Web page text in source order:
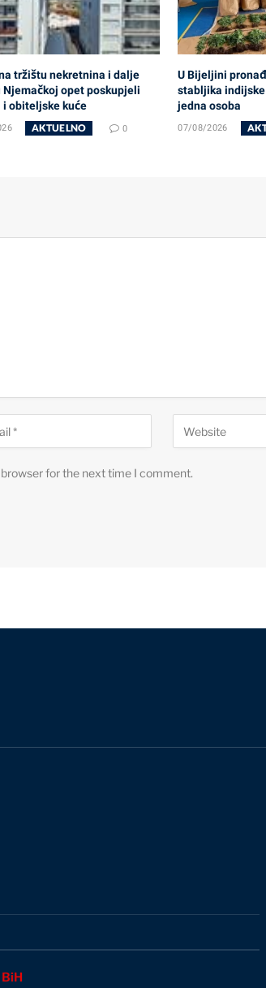
tržištu nekretnina i dalje
Njemačkoj opet poskupjeli
i obiteljske kuće
AKTUELNO 0
U Bijeljini
stabljika
jedna osoba
07/08/2026
for the next time I comment.